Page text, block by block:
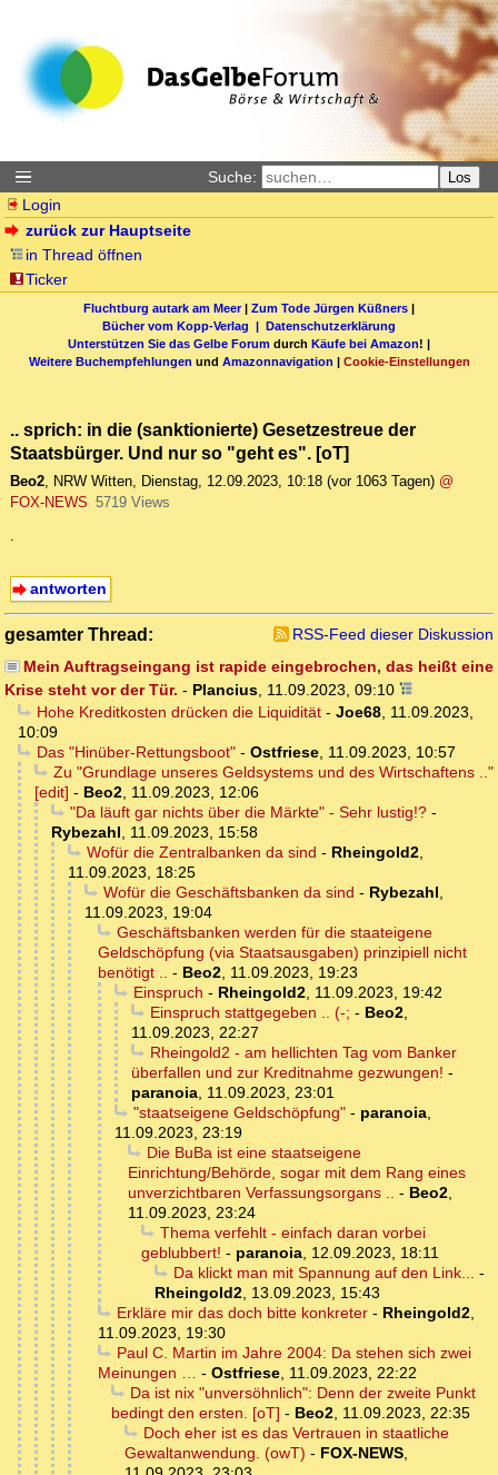
Suche: Los
Login
zurück zur Hauptseite
in Thread öffnen
Ticker
Fluchtburg autark am Meer| Zum Tode Jürgen Küßners |
Bücher vom Kopp-Verlag | Datenschutzerklärung
Unterstützen Sie das Gelbe Forum durch Käufe bei Amazon! |
Weitere Buchempfehlungen und Amazonnavigation | Cookie-Einstellungen
.. sprich: in die (sanktionierte) Gesetzestreue der
Staatsbürger. Und nur so "geht es". [oT]
Beo2, NRW Witten, Dienstag, 12.09.2023, 10:18 (vor 1063 Tagen) @
FOX-NEWS 5719 Views
.
antworten
gesamter Thread:
RSS-Feed dieser Diskussion
Mein Auftragseingang ist rapide eingebrochen, das heißt eine
Krise steht vor der Tür. - Plancius, 11.09.2023, 09:10
Hohe Kreditkosten drücken die Liquidität- Joe68, 11.09.2023,
10:09
Das "Hinüber-Rettungsboot"- Ostfriese, 11.09.2023, 10:57
Zu "Grundlage unseres Geldsystems und des Wirtschaftens .."
[edit] - Beo2, 11.09.2023, 12:06
"Da läuft gar nichts über die Märkte" - Sehr lustig!?-
Rybezahl, 11.09.2023, 15:58
Wofür die Zentralbanken da sind - Rheingold2,
11.09.2023, 18:25
Wofür die Geschäftsbanken da sind - Rybezahl,
11.09.2023, 19:04
Geschäftsbanken werden für die staateigene
Geldschöpfung (via Staatsausgaben) prinzipiell nicht
benötigt .. - Beo2, 11.09.2023, 19:23
Einspruch - Rheingold2, 11.09.2023, 19:42
Einspruch stattgegeben .. (-; - Beo2,
11.09.2023, 22:27
Rheingold2 - am hellichten Tag vom Banker
überfallen und zur Kreditnahme gezwungen! -
paranoia, 11.09.2023, 23:01
"staatseigene Geldschöpfung"- paranoia,
11.09.2023, 23:19
Die BuBa ist eine staatseigene
Einrichtung/Behörde, sogar mit dem Rang eines
unverzichtbaren Verfassungsorgans .. - Beo2,
11.09.2023, 23:24
Thema verfehlt - einfach daran vorbei
geblubbert! - paranoia, 12.09.2023, 18:11
Da klickt man mit Spannung auf den Link... -
Rheingold2, 13.09.2023, 15:43
Erkläre mir das doch bitte konkreter- Rheingold2,
11.09.2023, 19:30
Paul C. Martin im Jahre 2004: Da stehen sich zwei
Meinungen … - Ostfriese, 11.09.2023, 22:22
Da ist nix "unversöhnlich": Denn der zweite Punkt
bedingt den ersten. [oT] - Beo2, 11.09.2023, 22:35
Doch eher ist es das Vertrauen in staatliche
Gewaltanwendung. (owT) - FOX-NEWS,